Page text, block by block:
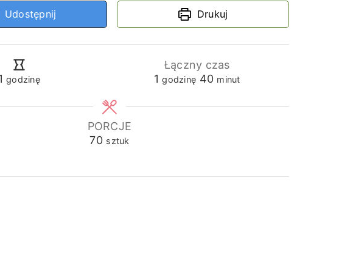
Udostępnij Drukuj
godzina
godzinę
Łączny czas
1 godzina
godzinę 40minuty
minut
PORCJE
70 sztuk